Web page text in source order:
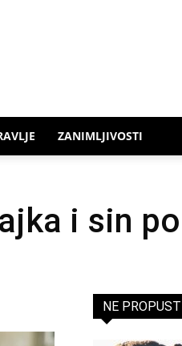
ZANIMLJIVOSTI
i sin
NE